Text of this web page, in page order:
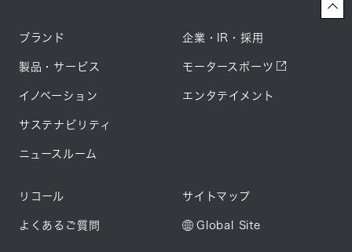
ブランド
製品・サービス
イノベーション
サステナビリティ
ニュースルーム
企業・IR・採用
モータースポーツ
エンタテイメント
リコール
よくあるご質問
サイトマップ
Global Site